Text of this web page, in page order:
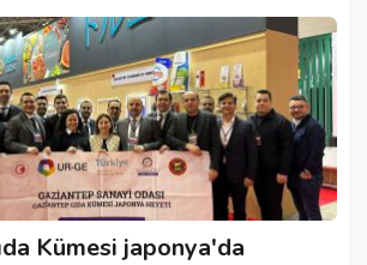
Kümesi japonya'da